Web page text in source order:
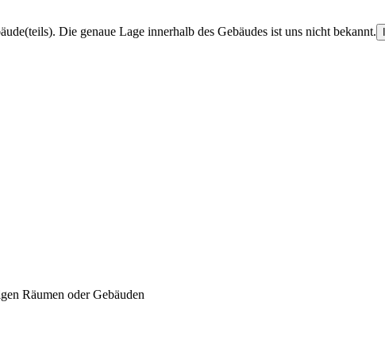
Die genaue Lage innerhalb des Gebäudes ist uns nicht bekannt.
Räumen oder Gebäuden